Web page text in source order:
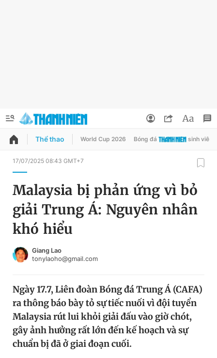
QUẢNG CÁO ĐẶT BÁO
Chuyên mục
Chuyên mục khác
Chào ngày mới
Video Magazine
Sản phẩm khác
Đổi mật khẩu
Tin đã lưu
Đăng xuất
Thể thao World Cup 2026 Bóng đá sinh viên
17/07/2025 08:43 GMT+7
Malaysia bị phản ứng vì bỏ
giải Trung Á: Nguyên nhân
khó hiểu
Giang Lao
tonylaoho@gmail.com
Ngày 17.7, Liên đoàn Bóng đá Trung Á (CAFA)
ra thông báo bày tỏ sự tiếc nuối vì đội tuyển
Malaysia rút lui khỏi giải đấu vào giờ chót,
gây ảnh hưởng rất lớn đến kế hoạch và sự
chuẩn bị đã ở giai đoạn cuối.